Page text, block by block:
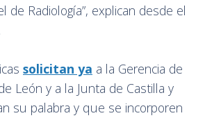
de Radiología”, explican desde el
solicitan ya a la Gerencia de
León y a la Junta de Castilla y
su palabra y que se incorporen